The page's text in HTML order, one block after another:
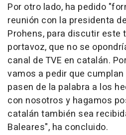
Por otro lado, ha pedido
reunión con la presidenta
Prohens, para discutir este
portavoz, que no se
canal de TVE en catalán.
vamos a pedir que
pasen de la palabra a los
con nosotros y hagamos
catalán también sea
Baleares", ha concluido.